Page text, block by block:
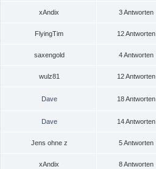
xAndix 3 Antworten
FlyingTim 12 Antworten
saxengold 4 Antworten
wulz81 12 Antworten
Dave 18 Antworten
Dave 14 Antworten
Jens ohne z 5 Antworten
xAndix 8 Antworten